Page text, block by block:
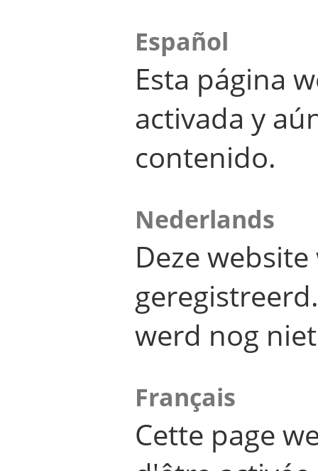
Español
Esta página
activada y
contenido.
Nederlands
Deze
werd nog
Français
Cette page